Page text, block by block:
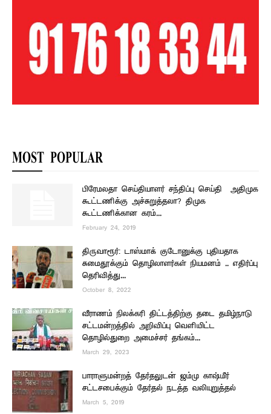
MOST POPULAR
பிரேமலதா செய்தியாளர் சந்திப்பு செய்தி – அதிமுக
கூட்டணிக்கு அச்சுறுத்தலா? திமுக
கூட்டணிக்கான கரம்...
February 24, 2019
திருவாரூர்: டாஸ்மாக் குடோனுக்கு புதியதாக
சுமைதூக்கும் தொழிலாளர்கள் நியமனம் .. எதிர்ப்பு
தெரிவித்து...
October 8, 2022
வீராணம் நிலக்கரி திட்டத்திற்கு தடை தமிழ்நாடு
சட்டமன்றத்தில் அறிவிப்பு வெளியிட்ட
தொழில்துறை அமைச்சர் தங்கம்...
March 29, 2023
பாராளுமன்றத் தேர்தலுடன் ஜம்மு காஷ்மீர்
சட்டசபைக்கும் தேர்தல் நடத்த வலியுறுத்தல்
March 5, 2019